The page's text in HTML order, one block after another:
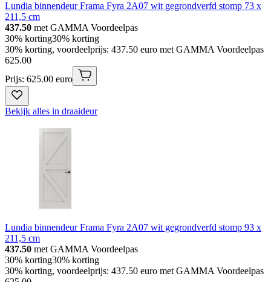
Lundia binnendeur Frama Fyra 2A07 wit gegrondverfd stomp 73 x
211,5 cm
437.50 met GAMMA Voordeelpas
30% korting30% korting
30% korting, voordeelprijs: 437.50 euro met GAMMA Voordeelpas
625.00
Prijs: 625.00 euro
Bekijk alles in draaideur
Lundia binnendeur Frama Fyra 2A07 wit gegrondverfd stomp 93 x
211,5 cm
437.50 met GAMMA Voordeelpas
30% korting30% korting
30% korting, voordeelprijs: 437.50 euro met GAMMA Voordeelpas